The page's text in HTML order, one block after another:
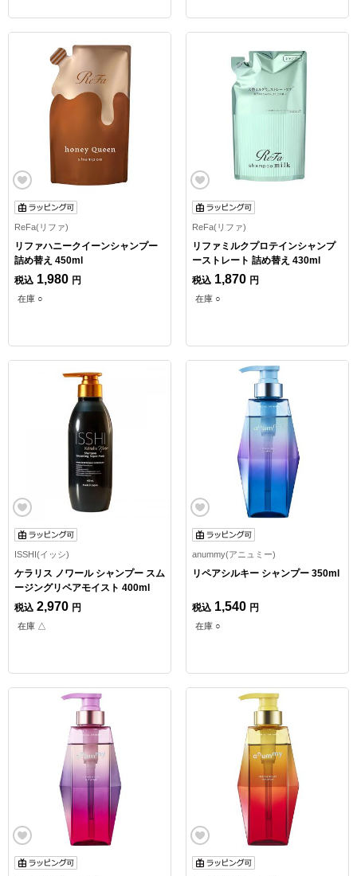
ReFa(リファ)
リファハニークイーンシャンプー
詰め替え 450ml
税込 1,980 円
在庫 ○
ReFa(リファ)
リファミルクプロテインシャンプ
ーストレート 詰め替え 430ml
税込 1,870 円
在庫 ○
ISSHI(イッシ)
ケラリス ノワール シャンプー スム
ージングリペアモイスト 400ml
税込 2,970 円
在庫 △
anummy(アニュミー)
リペアシルキー シャンプー 350ml
税込 1,540 円
在庫 ○